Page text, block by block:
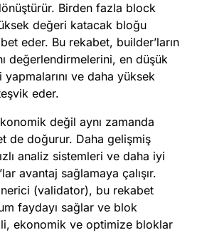
Birden fazla block
değeri katacak bloğu
eder. Bu rekabet, builder’ların
değerlendirmelerini, en düşük
ve daha yüksek
eder.
değil aynı zamanda
de doğurur. Daha gelişmiş
analiz sistemleri ve daha iyi
avantaj sağlamaya çalışır.
(validator), bu rekabet
faydayı sağlar ve blok
ekonomik ve optimize bloklar